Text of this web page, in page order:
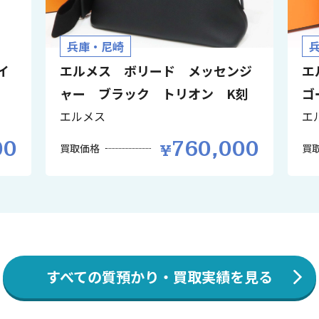
兵庫・尼崎
エルメス ボリード メッセンジ
ャー ブラック トリオン K刻
エルメス
買取価格 760,000
エ
買
すべての質預かり・買取実績を見る